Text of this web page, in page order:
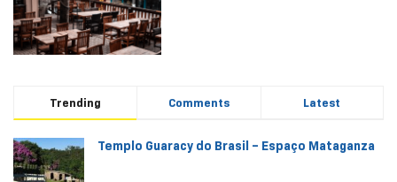
Trending Comments Latest
Templo Guaracy do Brasil – Espaço Mataganza